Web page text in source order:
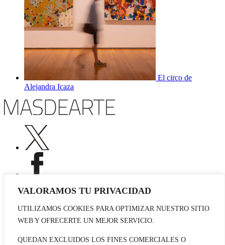
VALORAMOS TU PRIVACIDAD
UTILIZAMOS COOKIES PARA OPTIMIZAR NUESTRO SITIO
WEB Y OFRECERTE UN MEJOR SERVICIO.
QUEDAN EXCLUIDOS LOS FINES COMERCIALES O
El circo de
Alejandra Icaza
Publicidad
Contacto